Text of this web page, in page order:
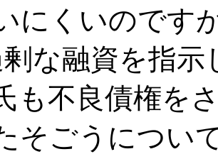
にくいのです
な融資を指示
も不良債権を
そごうについ